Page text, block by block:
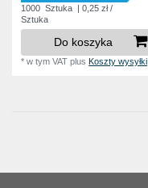
1000 Sztuka | 0,25 zł /
Sztuka
Do koszyka
*w tym VAT plusKoszty wysyłki